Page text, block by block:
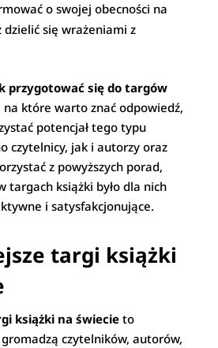
o swojej obecności na
się wrażeniami z
przygotować się do targów
które warto znać odpowiedź,
potencjał tego typu
czytelnicy, jak i autorzy oraz
z powyższych porad,
targach książki było dla nich
i satysfakcjonujące.
targi książki
książki na świecie to
czytelników, autorów,